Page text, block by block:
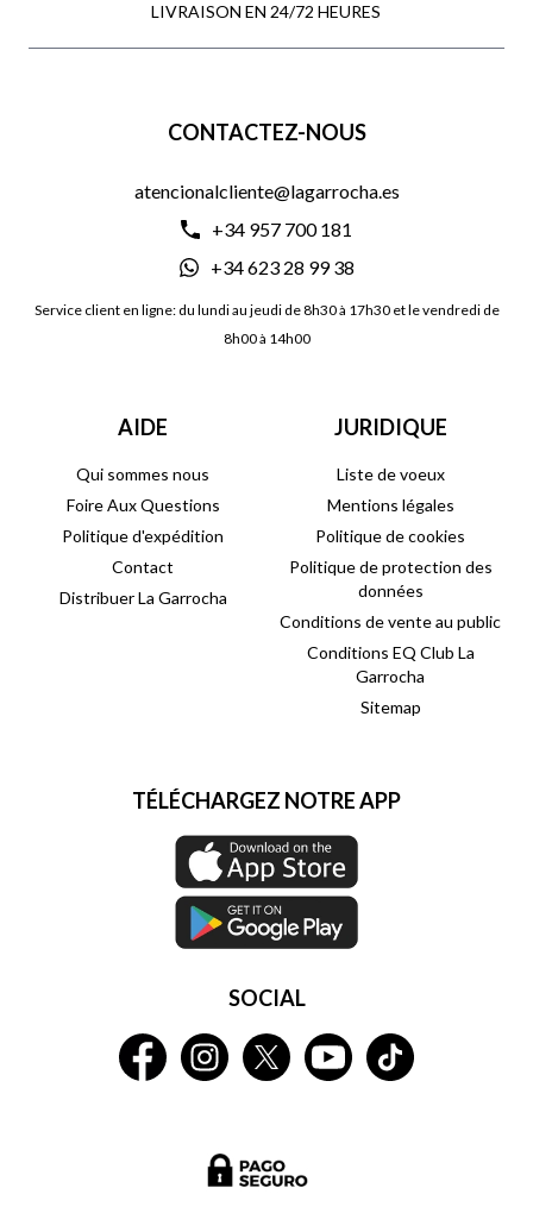
LIVRAISON EN 24/72 HEURES
CONTACTEZ-NOUS
atencionalcliente@lagarrocha.es
+34 957 700 181
+34 623 28 99 38
Service client en ligne: du lundi au jeudi de 8h30 à 17h30 et le vendredi de
8h00 à 14h00
AIDE
Qui sommes nous
Foire Aux Questions
Politique d'expédition
Contact
Distribuer La Garrocha
JURIDIQUE
Liste de voeux
Mentions légales
Politique de cookies
Politique de protection des
données
Conditions de vente au public
Conditions EQ Club La
Garrocha
Sitemap
TÉLÉCHARGEZ NOTRE APP
SOCIAL